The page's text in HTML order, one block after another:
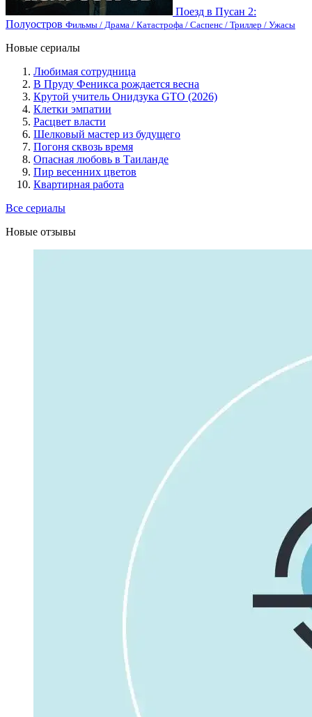
Поезд в Пусан 2:
Полуостров Фильмы / Драма / Катастрофа / Саспенс / Триллер / Ужасы
Новые сериалы
Любимая сотрудница
В Пруду Феникса рождается весна
Крутой учитель Онидзука GTO (2026)
Клетки эмпатии
Расцвет власти
Шелковый мастер из будущего
Погоня сквозь время
Опасная любовь в Таиланде
Пир весенних цветов
Квартирная работа
Все сериалы
Новые отзывы